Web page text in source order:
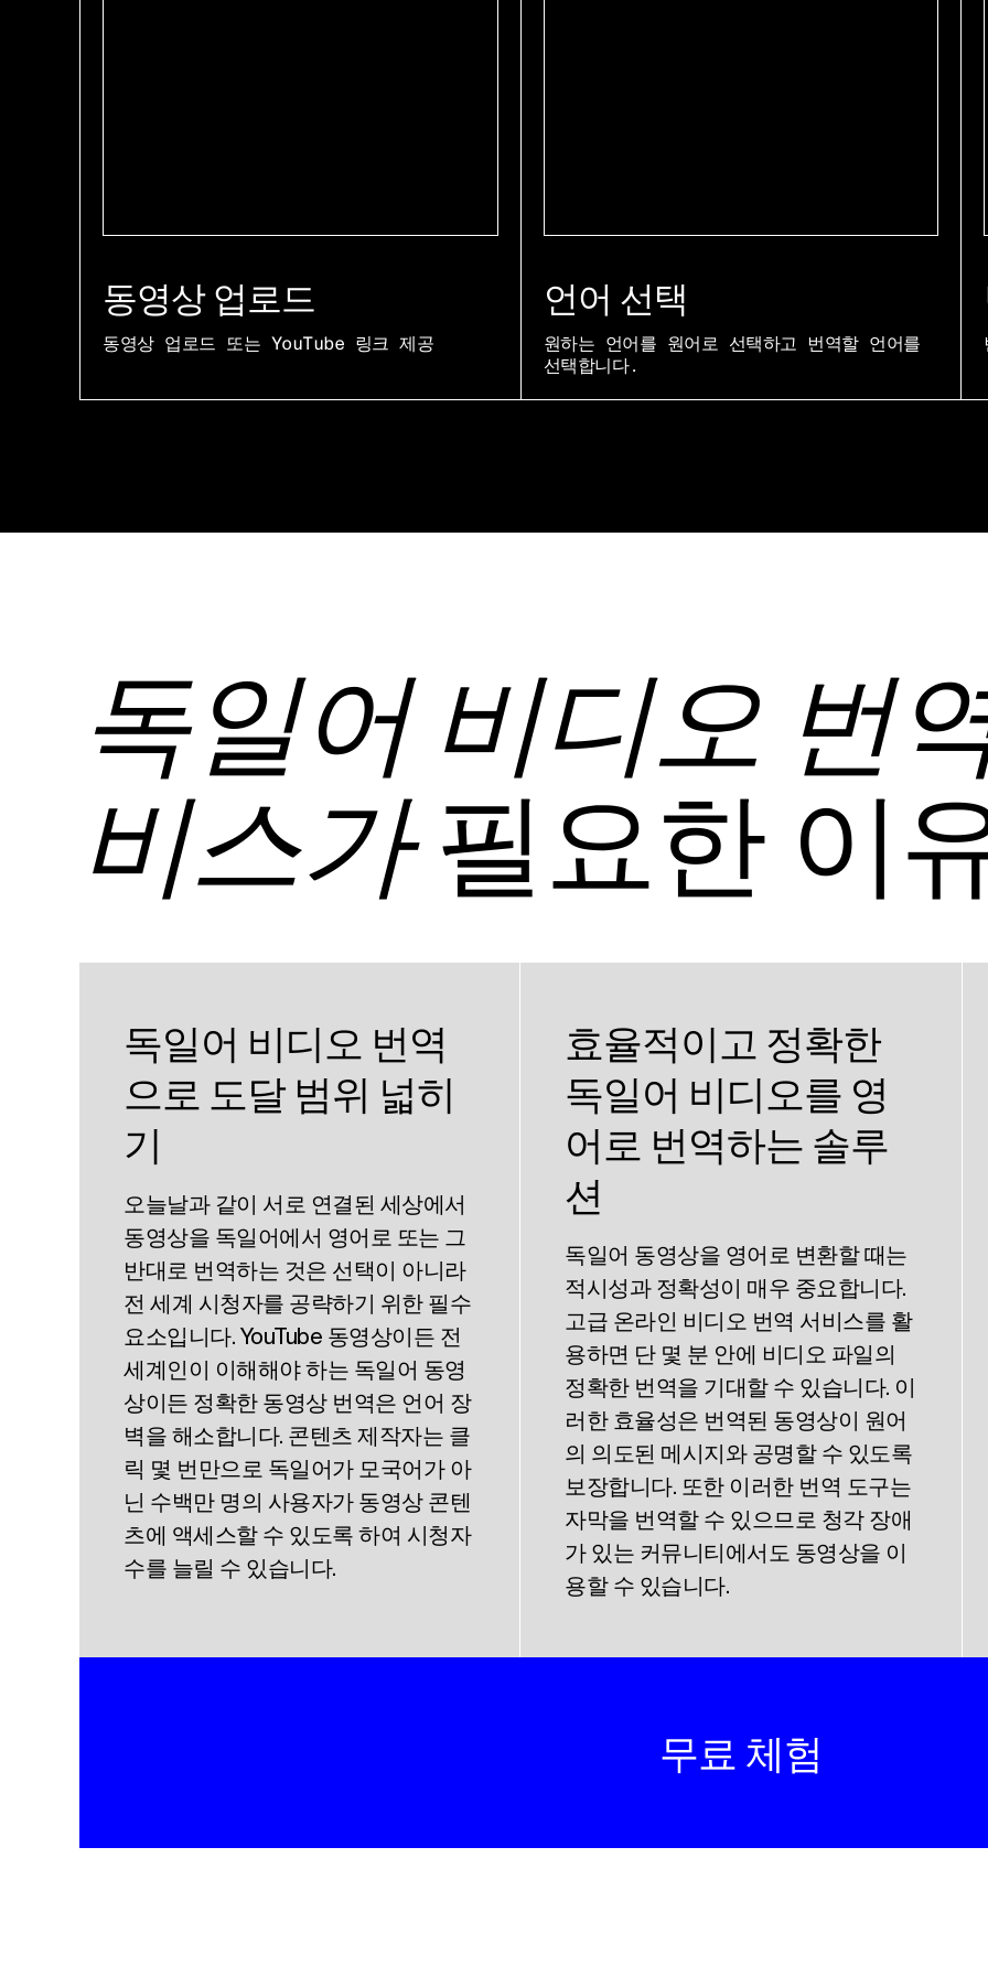
동영상 업로드
동영상 업로드 또는 YouTube 링크 제공
언어 선택
원하는 언어를 원어로 선택하고 번역할 언어를
선택합니다.
독일어 비디오 번
비스가필요한 이
독일어 비디오 번역
으로 도달 범위 넓히
기
오늘날과 같이 서로 연결된 세상에서
동영상을 독일어에서 영어로 또는 그
반대로 번역하는 것은 선택이 아니라
전 세계 시청자를 공략하기 위한 필수
요소입니다. YouTube 동영상이든 전
세계인이 이해해야 하는 독일어 동영
상이든 정확한 동영상 번역은 언어 장
벽을 해소합니다. 콘텐츠 제작자는 클
릭 몇 번만으로 독일어가 모국어가 아
닌 수백만 명의 사용자가 동영상 콘텐
츠에 액세스할 수 있도록 하여 시청자
수를 늘릴 수 있습니다.
효율적이고 정확한
독일어 비디오를 영
어로 번역하는 솔루
션
독일어 동영상을 영어로 변환할 때는
적시성과 정확성이 매우 중요합니다.
고급 온라인 비디오 번역 서비스를 활
용하면 단 몇 분 안에 비디오 파일의
정확한 번역을 기대할 수 있습니다. 이
러한 효율성은 번역된 동영상이 원어
의 의도된 메시지와 공명할 수 있도록
보장합니다. 또한 이러한 번역 도구는
자막을 번역할 수 있으므로 청각 장애
가 있는 커뮤니티에서도 동영상을 이
용할 수 있습니다.
무료 체험